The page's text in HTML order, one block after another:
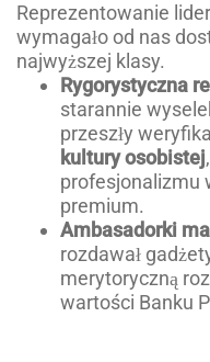
Reprezentowanie
wymagało od nas
najwyższej klasy.
Rygorystyczna
starannie
przeszły
kultury osobistej
profesjonalizmu
premium.
Ambasadorki
rozdawał
merytoryczną
wartości Banku